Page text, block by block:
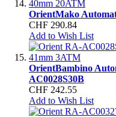
OrientMako
CHF 290.84
Add to Wish List
OrientBambino
AC0028S30B
CHF 242.55
Add to Wish List